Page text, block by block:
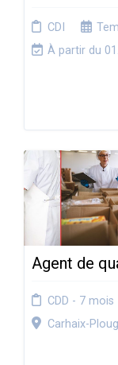
CDI
À partir du
Agent de
CDD - 7 mois
Carhaix-